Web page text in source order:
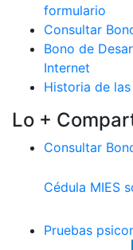
formulario
Consultar
Bono de
Internet
Historia de
Lo +
Consultar
Cédula MIES
Pruebas